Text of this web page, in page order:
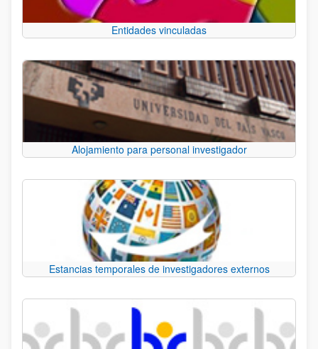
Entidades vinculadas
Alojamiento para personal investigador
Estancias temporales de investigadores externos